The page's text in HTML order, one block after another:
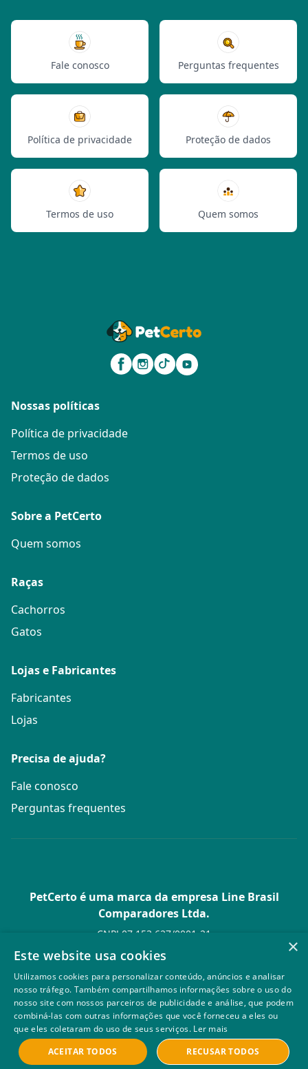
Fale conosco Perguntas frequentes
Política de privacidade Proteção de dados
Termos de uso Quem somos
Nossas políticas
Política de privacidade
Termos de uso
Proteção de dados
Sobre a PetCerto
Quem somos
Raças
Cachorros
Gatos
Lojas e Fabricantes
Fabricantes
Lojas
Precisa de ajuda?
Fale conosco
Perguntas frequentes
PetCerto é uma marca da empresa Line Brasil
Comparadores Ltda.
CNPJ 07.153.627/0001-21
Av. Paulista, 1.636 Conj. 4 Pavilhão 15 - Bela Vista - São Paulo -
SP
© PetCerto - Todos os direitos reservados
×
Este website usa cookies
Utilizamos cookies para personalizar conteúdo, anúncios e analisar
nosso tráfego. Também compartilhamos informações sobre o uso do
nosso site com nossos parceiros de publicidade e análise, que podem
combiná-las com outras informações que você forneceu a eles ou
que eles coletaram do uso de seus serviços. Ler mais
ACEITAR TODOS
RECUSAR TODOS